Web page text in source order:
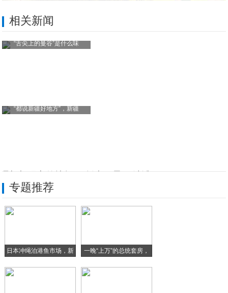
相关新闻
“舌尖上的曼谷”是什么味
“都说新疆好地方”，新疆
全面屏手机成为一种流行趋势，这三款年度旗
Sony 5G手机首度亮相 支援sub
专题推荐
日本冲绳泊港鱼市场，新
一晚“上万”的总统套房，